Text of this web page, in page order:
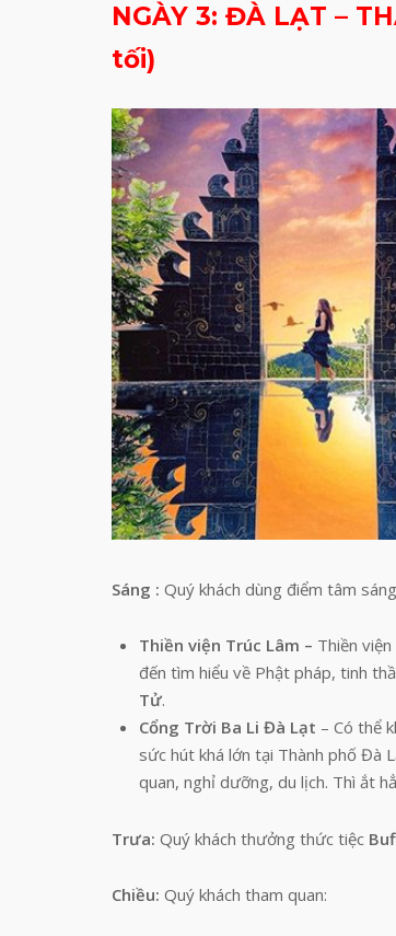
NGÀY 3: ĐÀ LẠT –
tối)
Sáng : Quý khách dùng điểm tâm
Thiền viện Trúc Lâm – Thiền
đến tìm hiểu về Phật pháp, tinh
Tử.
Cổng Trời Ba Li Đà Lạt – Có thể
sức hút khá lớn tại Thành phố Đà
quan, nghỉ dưỡng, du lịch. Thì ắt
Trưa: Quý khách thưởng thức tiệc
Chiều: Quý khách tham quan: